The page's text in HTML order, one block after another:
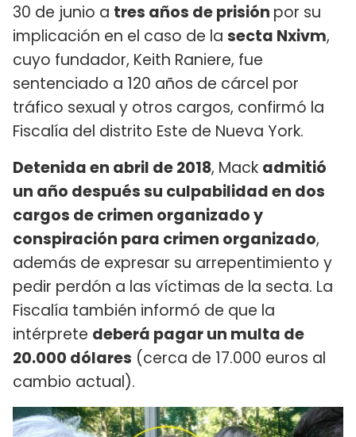
30 de junio a tres años de prisión por su
implicación en el caso de la secta Nxivm,
cuyo fundador, Keith Raniere, fue
sentenciado a 120 años de cárcel por
tráfico sexual y otros cargos, confirmó la
Fiscalía del distrito Este de Nueva York.
Detenida en abril de 2018, Mack admitió
un año después su culpabilidad en dos
cargos de crimen organizado y
conspiración para crimen organizado,
además de expresar su arrepentimiento y
pedir perdón a las víctimas de la secta. La
Fiscalía también informó de que la
intérprete deberá pagar un multa de
20.000 dólares (cerca de 17.000 euros al
cambio actual).